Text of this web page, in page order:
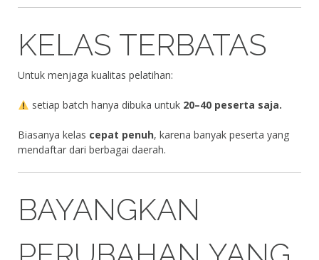
KELAS TERBATAS
Untuk menjaga kualitas pelatihan:
setiap batch hanya dibuka untuk 20–40 peserta saja.
Biasanya kelas cepat penuh, karena banyak peserta yang
mendaftar dari berbagai daerah.
BAYANGKAN